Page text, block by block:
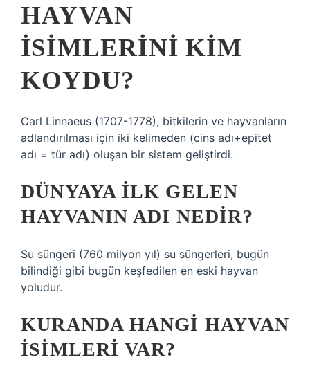
HAYVAN
ISIMLERINI KIM
KOYDU?
Carl Linnaeus (1707-1778), bitkilerin ve hayvanların
adlandırılması için iki kelimeden (cins adı+epitet
adı = tür adı) oluşan bir sistem geliştirdi.
DÜNYAYA ILK GELEN
HAYVANIN ADI NEDIR?
Su süngeri (760 milyon yıl) su süngerleri, bugün
bilindiği gibi bugün keşfedilen en eski hayvan
yoludur.
KURANDA HANGI HAYVAN
ISIMLERI VAR?